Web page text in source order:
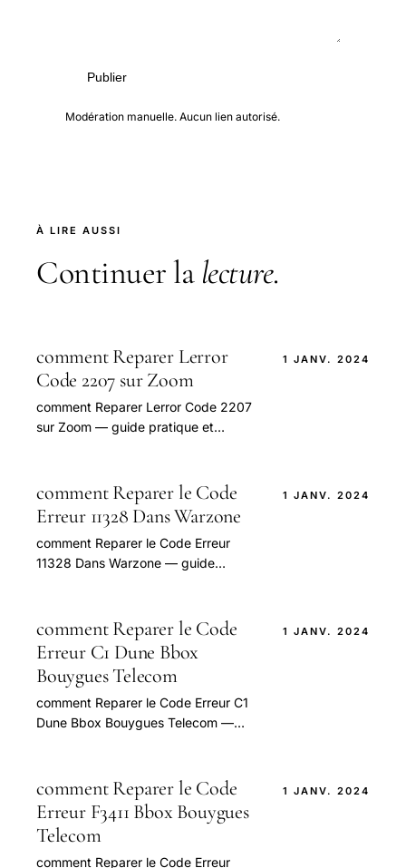
Publier
Modération manuelle. Aucun lien autorisé.
À LIRE AUSSI
Continuer la lecture.
comment Reparer Lerror
Code 2207 sur Zoom
comment Reparer Lerror Code 2207
sur Zoom — guide pratique et
1 JANV. 2024
comment Reparer le Code
Erreur 11328 Dans Warzone
comment Reparer le Code Erreur
11328 Dans Warzone — guide
1 JANV. 2024
comment Reparer le Code
Erreur C1 Dune Bbox
Bouygues Telecom
comment Reparer le Code Erreur C1
Dune Bbox Bouygues Telecom —
1 JANV. 2024
comment Reparer le Code
Erreur F3411 Bbox Bouygues
Telecom
comment Reparer le Code Erreur
1 JANV. 2024